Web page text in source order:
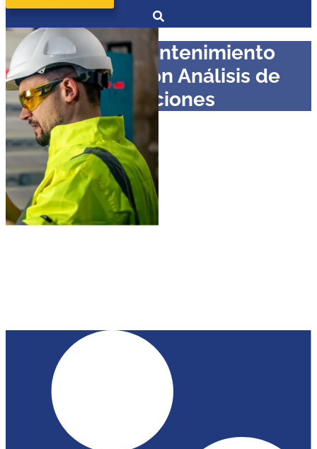
Curso en Mantenimiento
Predictivo con Análisis de
Vibraciones